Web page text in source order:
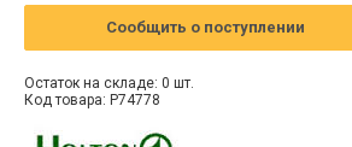
Сообщить о поступлении
Остаток на складе: 0 шт.
Код товара: P74778